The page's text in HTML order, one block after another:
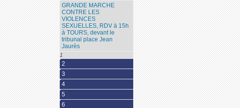
GRANDE MARCHE
CONTRE LES
VIOLENCES
SEXUELLES, RDV à 15h
à TOURS, devant le
tribunal place Jean
Jaurès
1
2
3
4
5
6